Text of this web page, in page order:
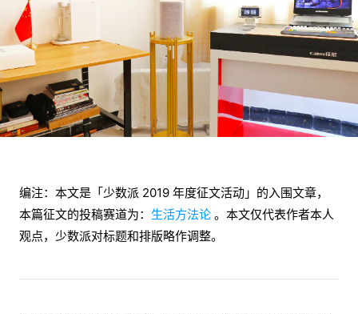
编注：本文是「少数派 2019 年度征文活动」的入围文章，
本篇征文的投稿赛道为： 生活方法论 。本文仅代表作者本人
观点，少数派对标题和排版略作调整。